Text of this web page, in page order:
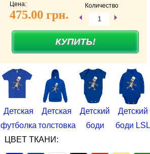
Цена:
475.00 грн.
Количество
Детская
футболка
Детская
толстовка
Детский
боди
Детский
боди LSL
ЦВЕТ ТКАНИ: